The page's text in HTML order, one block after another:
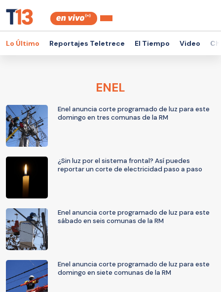
Lo Último Reportajes Teletrece El Tiempo Video
ENEL
Enel anuncia corte programado de luz para este
domingo en tres comunas de la RM
¿Sin luz por el sistema frontal? Así puedes
reportar un corte de electricidad paso a paso
Enel anuncia corte programado de luz para este
sábado en seis comunas de la RM
Enel anuncia corte programado de luz para este
domingo en siete comunas de la RM